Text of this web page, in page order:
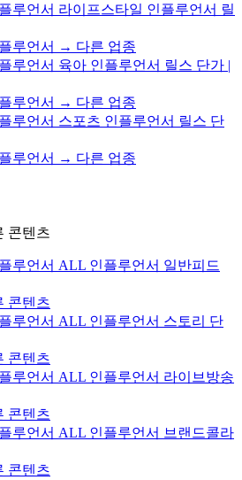
루언서 라이프스타일 인플루언서 릴
루언서 → 다른 업종
루언서 육아 인플루언서 릴스 단가 |
루언서 → 다른 업종
루언서 스포츠 인플루언서 릴스 단
루언서 → 다른 업종
콘텐츠
루언서 ALL 인플루언서 일반피드
콘텐츠
루언서 ALL 인플루언서 스토리 단
콘텐츠
루언서 ALL 인플루언서 라이브방송
콘텐츠
루언서 ALL 인플루언서 브랜드콜라
콘텐츠